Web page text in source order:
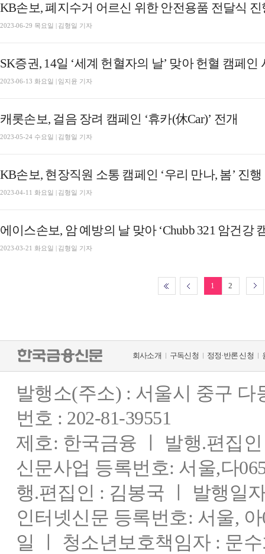
KB손보, 폐지수거 어르신 위한 안전용품 전달식 진
2023-06-29 목요일 | 김형일 기자
SK증권, 14일 ‘세계 헌혈자의 날’ 맞아 헌혈 캠페인
2023-06-13 화요일 | 임지윤 기자
캐롯손보, 걸음 장려 캠페인 ‘휴카(休Car)’ 전개
2023-05-24 수요일 | 김형일 기자
KB손보, 현장직원 소통 캠페인 ‘우리 만나, 봄’ 진행​​​
2023-04-11 화요일 | 김형일 기자
에이스손보, 암 예방의 날 맞아 ‘Chubb 321 암건강
2023-03-21 화요일 | 김형일 기자
1 2
회사소개 구독신청 정정·반론 신청
발행소(주소) : 서울시 중구
번호 : 202-81-39551
제호: 한국금융 ㅣ 발행.편집
신문사업 등록번호: 서울,다
행.편집인 : 김봉국 ㅣ 발행일
인터넷신문 등록번호: 서울,
일 ㅣ 청소년보호책임자 : 문